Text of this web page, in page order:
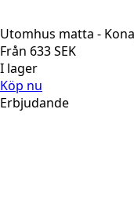
Utomhus matta -
Från 633SEK
I lager
Köp nu
Erbjudande